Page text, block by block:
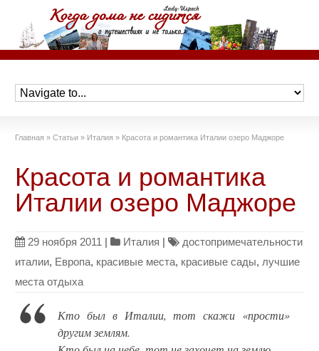
Главная » Статьи » Италия » Красота и романтика Италии озеро Маджоре
Красота и романтика
Италии озеро Маджоре
29 ноября 2011 | Италия |
достопримечательности
италии, Европа, красивые места, красивые сады, лучшие
места отдыха
Кто был в Италии, тот скажи «прости»
другим землям.